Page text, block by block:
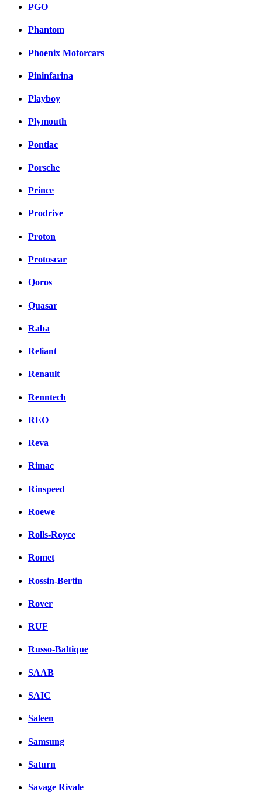
PGO
Phantom
Phoenix Motorcars
Pininfarina
Playboy
Plymouth
Pontiac
Porsche
Prince
Prodrive
Proton
Protoscar
Qoros
Quasar
Raba
Reliant
Renault
Renntech
REO
Reva
Rimac
Rinspeed
Roewe
Rolls-Royce
Romet
Rossin-Bertin
Rover
RUF
Russo-Baltique
SAAB
SAIC
Saleen
Samsung
Saturn
Savage Rivale